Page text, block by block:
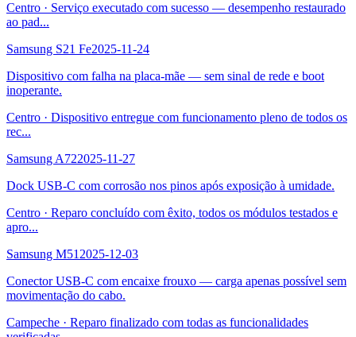
Centro · Serviço executado com sucesso — desempenho restaurado
ao pad...
Samsung S21 Fe2025-11-24
Dispositivo com falha na placa-mãe — sem sinal de rede e boot
inoperante.
Centro · Dispositivo entregue com funcionamento pleno de todos os
rec...
Samsung A722025-11-27
Dock USB-C com corrosão nos pinos após exposição à umidade.
Centro · Reparo concluído com êxito, todos os módulos testados e
apro...
Samsung M51 2025-12-03
Conector USB-C com encaixe frouxo — carga apenas possível sem
movimentação do cabo.
Campeche · Reparo finalizado com todas as funcionalidades